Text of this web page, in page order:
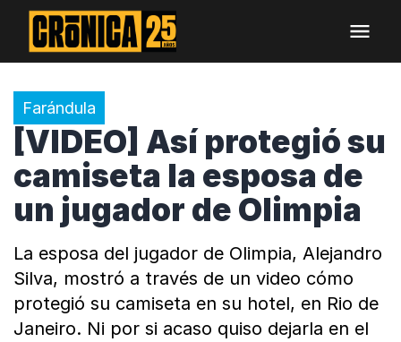
Farándula
[VIDEO] Así protegió su
camiseta la esposa de
un jugador de Olimpia
La esposa del jugador de Olimpia, Alejandro
Silva, mostró a través de un video cómo
protegió su camiseta en su hotel, en Rio de
Janeiro. Ni por si acaso quiso dejarla en el